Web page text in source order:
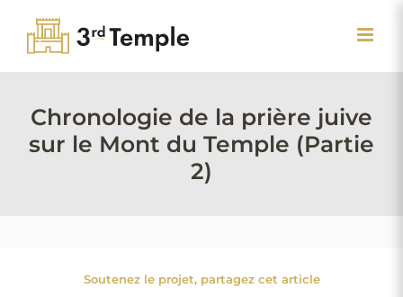
contenu
Chronologie de la prière juive
sur le Mont du Temple (Partie
2)
Soutenez le projet, partagez cet article